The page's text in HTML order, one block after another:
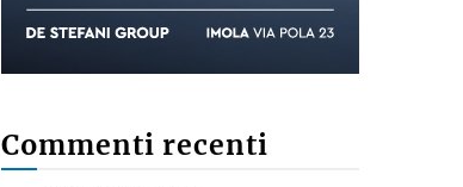
Commenti recenti